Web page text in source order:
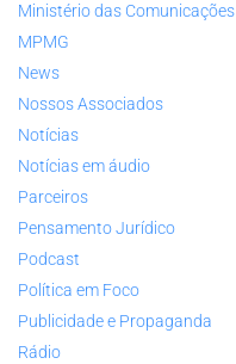
Ministério das Comunicações
MPMG
News
Nossos Associados
Notícias
Notícias em áudio
Parceiros
Pensamento Jurídico
Podcast
Política em Foco
Publicidade e Propaganda
Rádio